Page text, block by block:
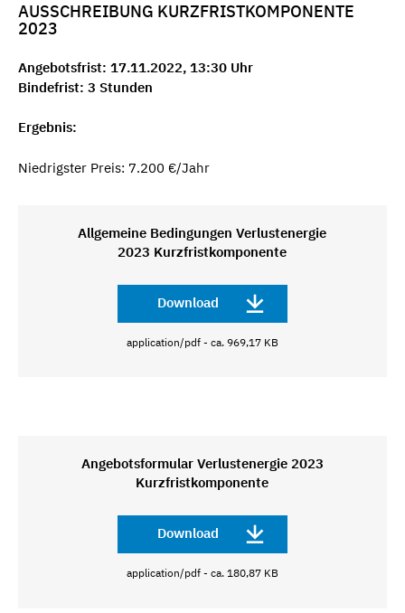
AUSSCHREIBUNG KURZFRISTKOMPONENTE
2023
Angebotsfrist: 17.11.2022, 13:30 Uhr
Bindefrist: 3 Stunden
Ergebnis:
Niedrigster Preis: 7.200 €/Jahr
Allgemeine Bedingungen Verlustenergie
2023 Kurzfristkomponente
Download
application/pdf - ca. 969,17 KB
Angebotsformular Verlustenergie 2023
Kurzfristkomponente
Download
application/pdf - ca. 180,87 KB